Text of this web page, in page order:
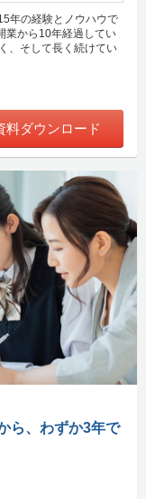
年の経験とノウハウで
業から10年経過してい
、そして長く続けてい
料ダウンロード
ら、わずか3年で